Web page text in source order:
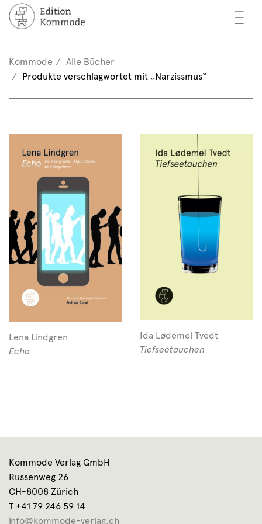
—
—
—
/ Registrieren
(0)
Kommode
Alle Bücher
Produkte verschlagwortet mit „Narzissmus“
Lena Lindgren
Echo
Ida Lødemel Tvedt
Tiefseetauchen
Kommode Verlag GmbH
Russenweg 26
CH-8008 Zürich
T +41 79 246 59 14
info@kommode-verlag.ch